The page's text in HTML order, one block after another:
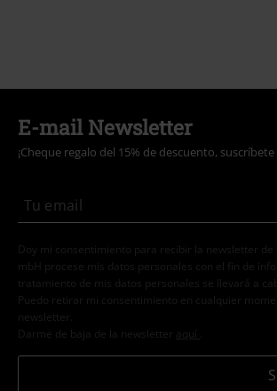
E-mail Newsletter
¡Cheque regalo del 15% de descuento,
Doy mi consentimiento para recibir la newsletter
mbH procese mis datos personales con el fin de
tratamiento de mis datos personales se llevará a
Puedo retirar mi consentimiento en cualquier
newsletter.
Darme de baja de la newsletter
aquí